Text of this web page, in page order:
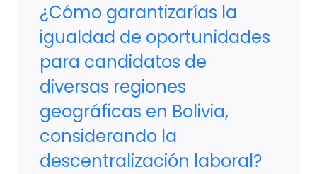
¿Cómo garantizarías la
igualdad de oportunidades
para candidatos de
diversas regiones
geográficas en Bolivia,
considerando la
descentralización laboral?